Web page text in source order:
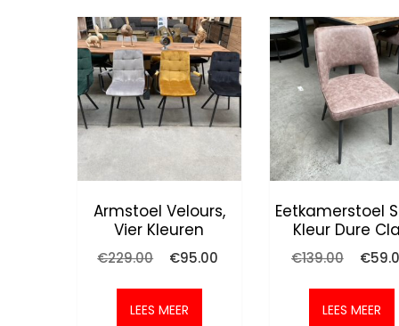
Armstoel Velours,
Vier Kleuren
€229.00
Oorspronkelijke
was:
€229.00.
€95.00
LEES MEER
Eetkamerstoel
Kleur Dure
€139.00
was:
€139.00.
€
LEES MEER